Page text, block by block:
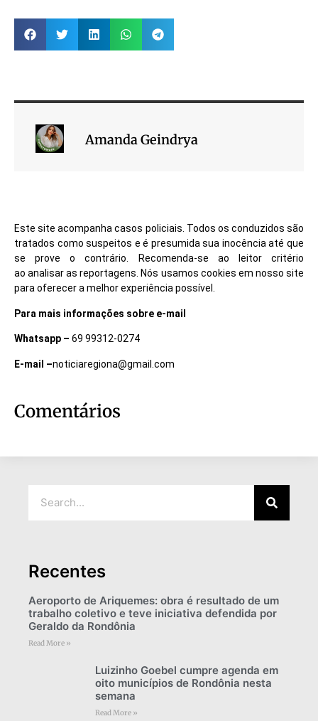
Amanda Geindrya
Este site acompanha casos policiais. Todos os conduzidos são
tratados como suspeitos e é presumida sua inocência até que
se prove o contrário. Recomenda-se ao leitor critério
ao analisar as reportagens. Nós usamos cookies em nosso site
para oferecer a melhor experiência possível.
Para mais informações sobre e-mail
Whatsapp – 69 99312-0274
E-mail –noticiaregiona@gmail.com
Comentários
Recentes
Aeroporto de Ariquemes: obra é resultado de um
trabalho coletivo e teve iniciativa defendida por
Geraldo da Rondônia
Read More »
Luizinho Goebel cumpre agenda em
oito municípios de Rondônia nesta
semana
Read More »